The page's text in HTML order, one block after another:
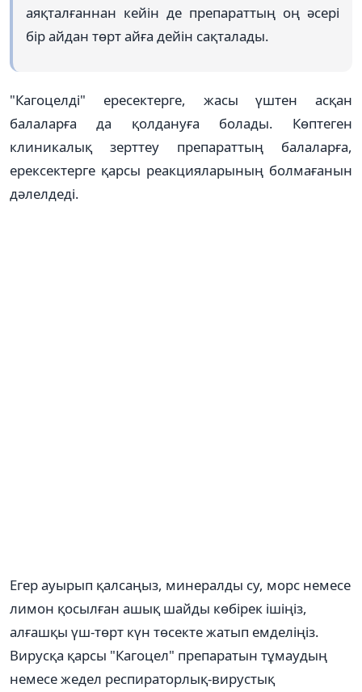
аяқталғаннан кейін де препараттың оң әсері
бір айдан төрт айға дейін сақталады.
"Кагоцелді" ересектерге, жасы үштен асқан
балаларға да қолдануға болады. Көптеген
клиникалық зерттеу препараттың балаларға,
ерексектерге қарсы реакцияларының болмағанын
дәлелдеді.
Егер ауырып қалсаңыз, минералды су, морс немесе
лимон қосылған ашық шайды көбірек ішіңіз,
алғашқы үш-төрт күн төсекте жатып емделіңіз.
Вирусқа қарсы "Кагоцел" препаратын тұмаудың
немесе жедел респираторлық-вирустық